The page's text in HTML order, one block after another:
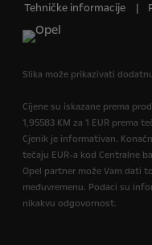
Tehničke informacije
Slika može prikazivati
Cijene su iskazane prema
1,95583 KM za 1 EUR prema
Cjenik je informativan.
tečaju EUR-a kod Centralne
Opel partner može Vam dati
međuvremenu. Podaci su
nikakvu odgovornost.